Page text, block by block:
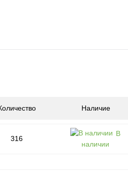
Наличие
316
В
наличии